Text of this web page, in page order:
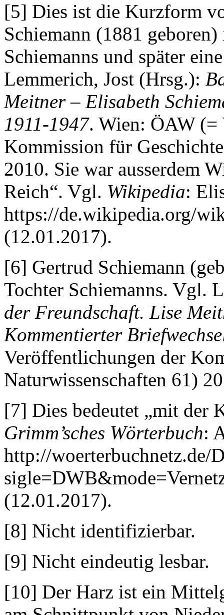
[5] Dies ist die Kurzform
Schiemann (1881
Schiemanns und später
Lemmerich, Jost (Hrsg.):
Meitner – Elisabeth
1911-1947. Wien: ÖAW (=
Kommission für
2010. Sie war ausserdem
Reich“. Vgl. Wikipedia:
https://de.wikipedia.org/
(12.01.2017).
[6] Gertrud Schiemann
Tochter Schiemanns. Vgl.
der Freundschaft. Lise
Kommentierter
Veröffentlichungen der
Naturwissenschaften 61)
[7] Dies bedeutet „mit der
Grimm’sches Wörterbuch:
http://woerterbuchnetz.de/
(12.01.2017).
[8] Nicht identifizierbar.
[9] Nicht eindeutig lesbar.
[10] Der Harz ist ein